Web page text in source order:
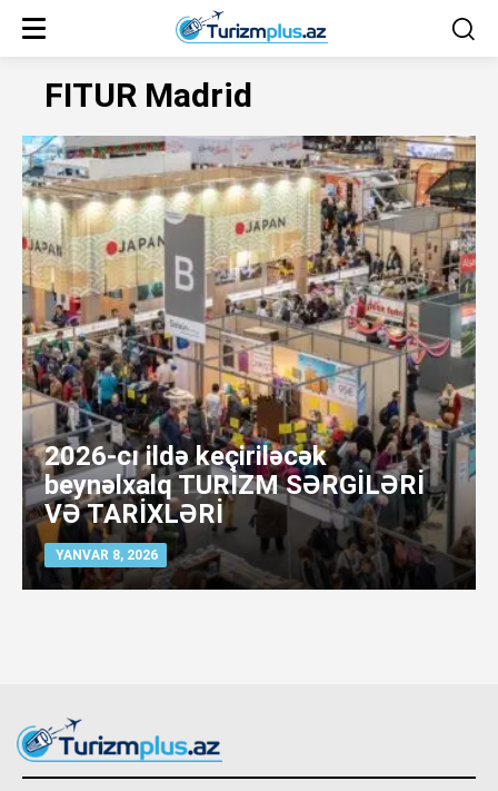
FITUR Madrid
2026-cı ildə keçiriləcək
beynəlxalq TURİZM SƏRGİLƏRİ
VƏ TARİXLƏRİ
YANVAR 8, 2026